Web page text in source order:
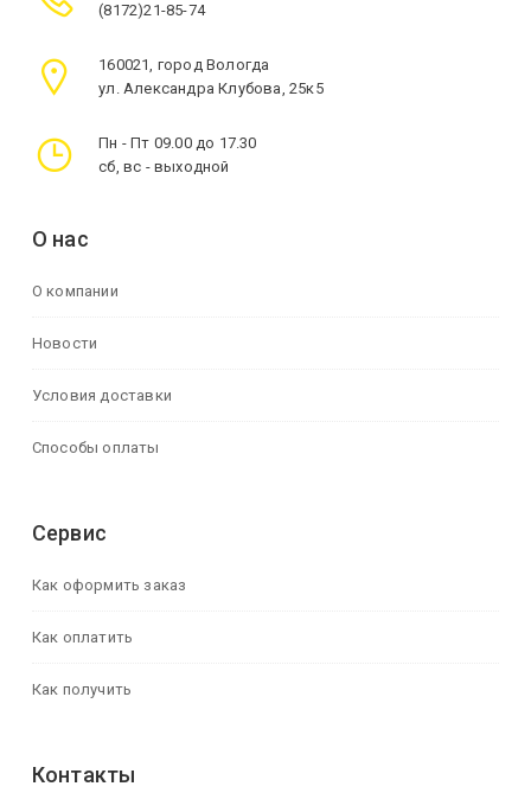
(8172)21-85-74
160021, город Вологда
ул. Александра Клубова, 25к5
Пн - Пт 09.00 до 17.30
сб, вс - выходной
О нас
О компании
Новости
Условия доставки
Способы оплаты
Сервис
Как оформить заказ
Как оплатить
Как получить
Контакты